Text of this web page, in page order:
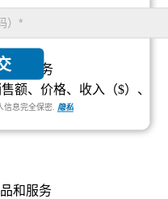
信息完全保密. 隐私
品和服务
额、价格、收入（$）、
和服务